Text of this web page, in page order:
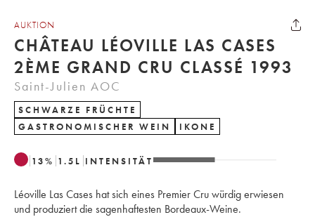
AUKTION
CHÂTEAU LÉOVILLE LAS CASES
2ÈME GRAND CRU CLASSÉ 1993
Saint-Julien AOC
SCHWARZE FRÜCHTE
GASTRONOMISCHER WEIN
IKONE
13% 1.5 L INTENSITÄT
Léoville Las Cases hat sich eines Premier Cru würdig erwiesen
und produziert die sagenhaftesten Bordeaux-Weine.